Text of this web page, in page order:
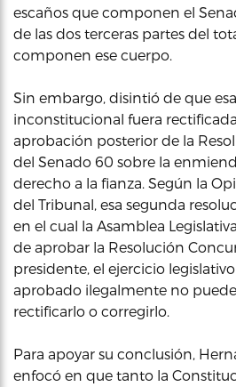
escaños que componen el
de las dos terceras partes del
componen ese cuerpo.
Sin embargo, disintió de que
inconstitucional fuera
aprobación posterior de la
del Senado 60 sobre la
derecho a la fianza. Según la
del Tribunal, esa segunda
en el cual la Asamblea
de aprobar la Resolución
presidente, el ejercicio legislativo
aprobado ilegalmente no
rectificarlo o corregirlo.
Para apoyar su conclusión,
enfocó en que tanto la